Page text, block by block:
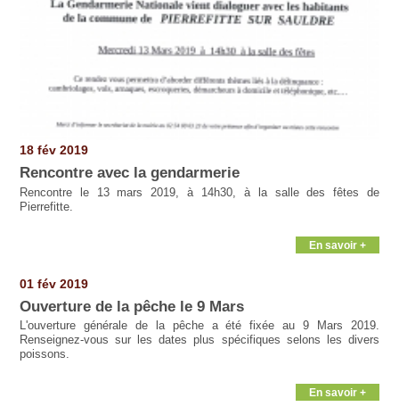
18 fév 2019
Rencontre avec la gendarmerie
Rencontre le 13 mars 2019, à 14h30, à la salle des fêtes de
Pierrefitte.
En savoir +
01 fév 2019
Ouverture de la pêche le 9 Mars
L'ouverture générale de la pêche a été fixée au 9 Mars 2019.
Renseignez-vous sur les dates plus spécifiques selons les divers
poissons.
En savoir +